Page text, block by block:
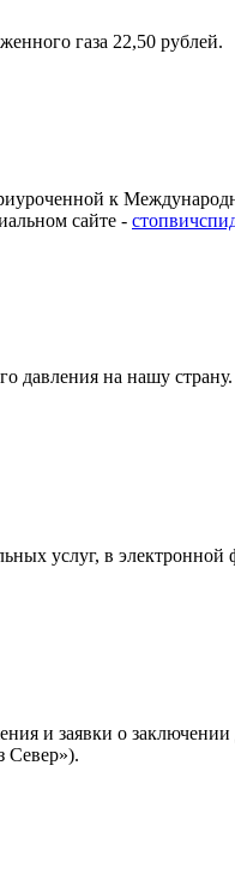
газа 22,50 рублей.
к
сайте -
на нашу
услуг, в электронной
и заявки о
Север»).